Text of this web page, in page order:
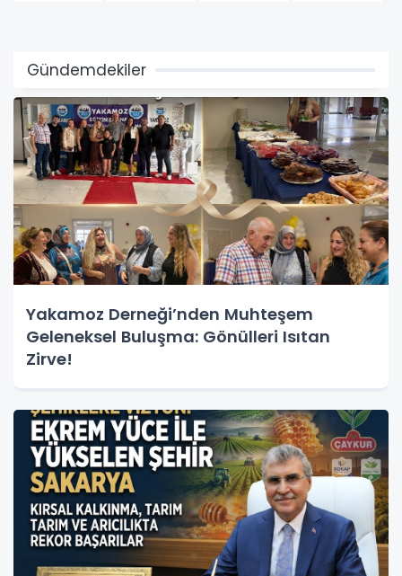
Gündemdekiler
Yakamoz Derneği’nden Muhteşem
Geleneksel Buluşma: Gönülleri Isıtan
Zirve!